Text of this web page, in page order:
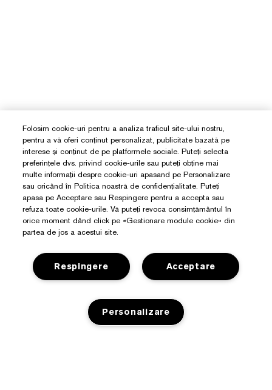
Aveți Nevoie De Ajutor?
Folosim cookie-uri pentru a analiza traficul site-ului nostru,
pentru a vă oferi conținut personalizat, publicitate bazată pe
interese și conținut de pe platformele sociale. Puteți selecta
preferințele dvs. privind cookie-urile sau puteți obține mai
multe informații despre cookie-uri apasand pe Personalizare
sau oricând în Politica noastră de confidențialitate. Puteți
apasa pe Acceptare sau Respingere pentru a accepta sau
refuza toate cookie-urile. Vă puteți revoca consimțământul în
orice moment dând click pe «Gestionare module cookie» din
partea de jos a acestui site.
Acceptare
Respingere
Personalizare